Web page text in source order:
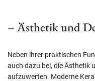
– Ästhetik und
Neben ihrer praktischen
auch dazu bei, die Ästhetik
aufzuwerten. Moderne